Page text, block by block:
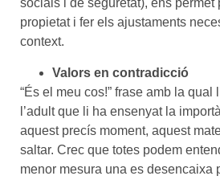
socials i de seguretat), ens permet
propietat i fer els ajustaments
context.
Valors en contradicció
“És el meu cos!” frase amb la qual
l’adult que li ha ensenyat la
aquest precís moment, aquest
saltar. Crec que totes podem
menor mesura una es desencaixa